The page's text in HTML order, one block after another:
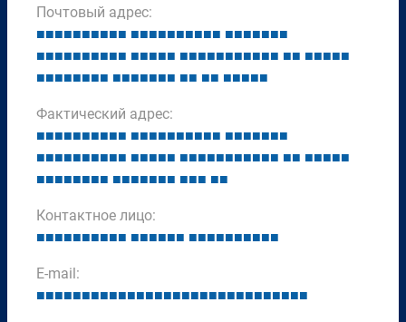
Почтовый адрес:
■■■■■■■■■■ ■■■■■■■■■■ ■■■■■■■
■■■■■■■■■■ ■■■■■ ■■■■■■■■■■■ ■■ ■■■■■
■■■■■■■■ ■■■■■■■ ■■ ■■ ■■■■■
Фактический адрес:
■■■■■■■■■■ ■■■■■■■■■■ ■■■■■■■
■■■■■■■■■■ ■■■■■ ■■■■■■■■■■■ ■■ ■■■■■
■■■■■■■■ ■■■■■■■ ■■■ ■■
Контактное лицо:
■■■■■■■■■■ ■■■■■■ ■■■■■■■■■■
E-mail:
■■■■■■■■■■■■■■■■■■■■■■■■■■■■■■